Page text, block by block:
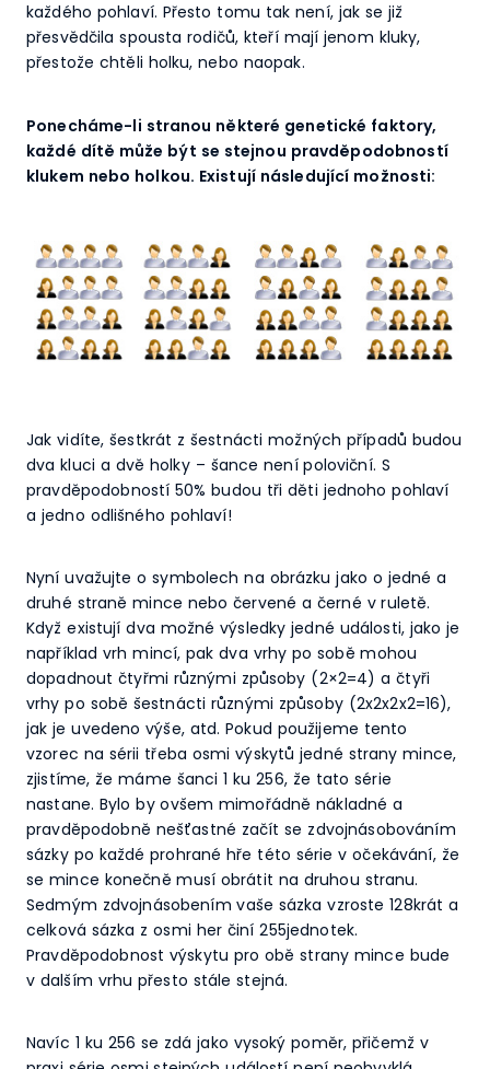
každého pohlaví. Přesto tomu tak není, jak se již
přesvědčila spousta rodičů, kteří mají jenom kluky,
přestože chtěli holku, nebo naopak.
Ponecháme-li stranou některé genetické faktory,
každé dítě může být se stejnou pravděpodobností
klukem nebo holkou. Existují následující možnosti:
Jak vidíte, šestkrát z šestnácti možných případů budou
dva kluci a dvě holky – šance není poloviční. S
pravděpodobností 50% budou tři děti jednoho pohlaví
a jedno odlišného pohlaví!
Nyní uvažujte o symbolech na obrázku jako o jedné a
druhé straně mince nebo červené a černé v ruletě.
Když existují dva možné výsledky jedné události, jako je
například vrh mincí, pak dva vrhy po sobě mohou
dopadnout čtyřmi různými způsoby (2×2=4) a čtyři
vrhy po sobě šestnácti různými způsoby (2x2x2x2=16),
jak je uvedeno výše, atd. Pokud použijeme tento
vzorec na sérii třeba osmi výskytů jedné strany mince,
zjistíme, že máme šanci 1 ku 256, že tato série
nastane. Bylo by ovšem mimořádně nákladné a
pravděpodobně nešťastné začít se zdvojnásobováním
sázky po každé prohrané hře této série v očekávání, že
se mince konečně musí obrátit na druhou stranu.
Sedmým zdvojnásobením vaše sázka vzroste 128krát a
celková sázka z osmi her činí 255jednotek.
Pravděpodobnost výskytu pro obě strany mince bude
v dalším vrhu přesto stále stejná.
Navíc 1 ku 256 se zdá jako vysoký poměr, přičemž v